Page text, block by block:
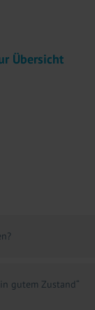
Übersicht
gutem Zustand“